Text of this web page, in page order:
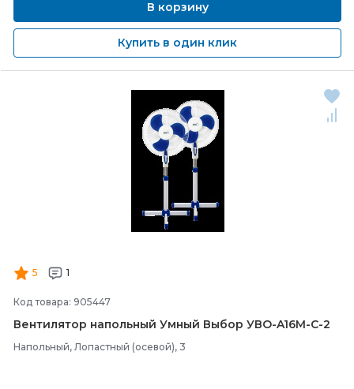
В корзину
Купить в один клик
5 1
Код товара: 905447
Вентилятор напольный Умный Выбор УВО-A16М-С-2
Напольный, Лопастный (осевой), 3